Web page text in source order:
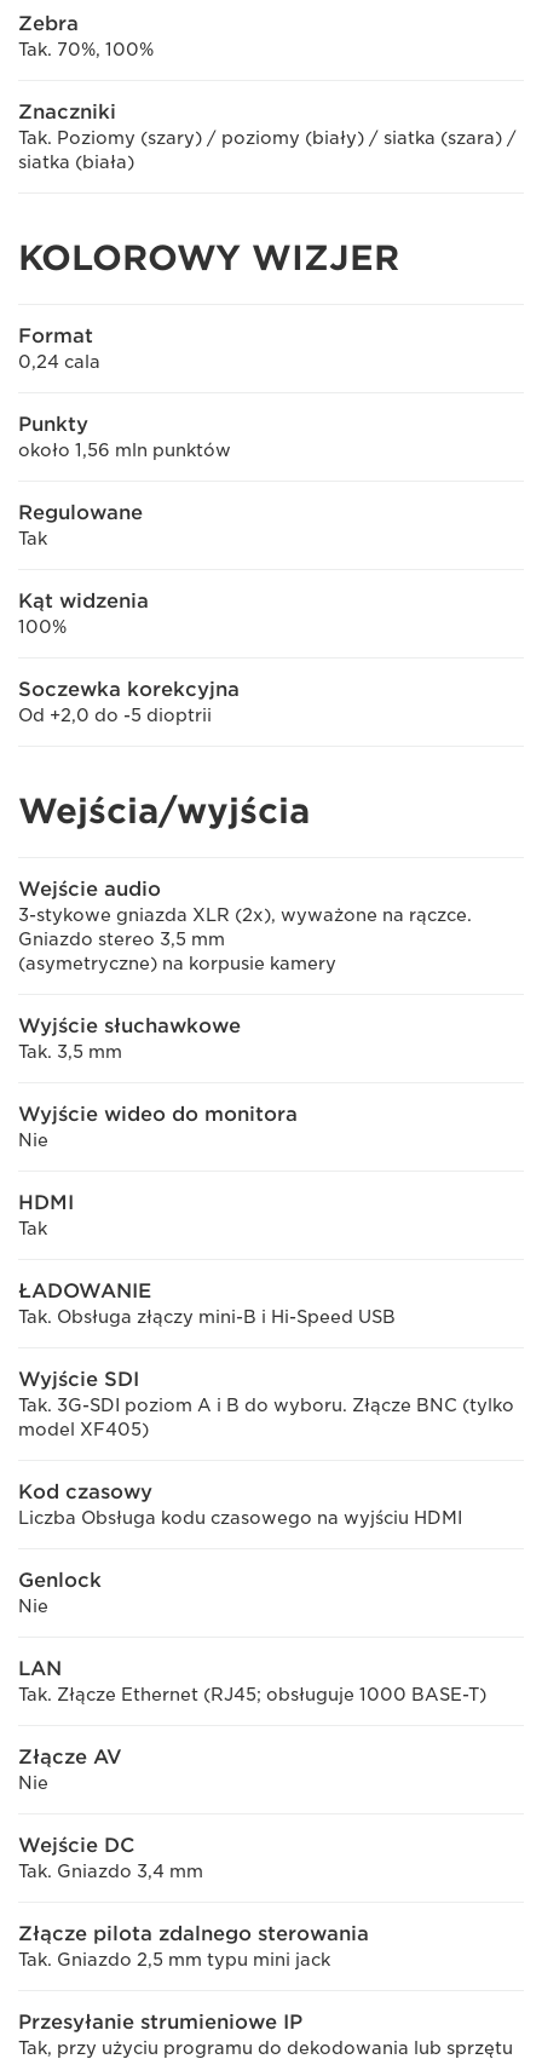
Zebra
Tak. 70%, 100%
Znaczniki
Tak. Poziomy (szary) / poziomy (biały) / siatka (szara) /
siatka (biała)
KOLOROWY WIZJER
Format
0,24 cala
Punkty
około 1,56 mln punktów
Regulowane
Tak
Kąt widzenia
100%
Soczewka korekcyjna
Od +2,0 do -5 dioptrii
Wejścia/wyjścia
Wejście audio
3-stykowe gniazda XLR (2x), wyważone na rączce.
Gniazdo stereo 3,5 mm
(asymetryczne) na korpusie kamery
Wyjście słuchawkowe
Tak. 3,5 mm
Wyjście wideo do monitora
Nie
HDMI
Tak
ŁADOWANIE
Tak. Obsługa złączy mini-B i Hi-Speed USB
Wyjście SDI
Tak. 3G-SDI poziom A i B do wyboru. Złącze BNC (tylko
model XF405)
Kod czasowy
Liczba Obsługa kodu czasowego na wyjściu HDMI
Genlock
Nie
LAN
Tak. Złącze Ethernet (RJ45; obsługuje 1000 BASE-T)
Złącze AV
Nie
Wejście DC
Tak. Gniazdo 3,4 mm
Złącze pilota zdalnego sterowania
Tak. Gniazdo 2,5 mm typu mini jack
Przesyłanie strumieniowe IP
Tak, przy użyciu programu do dekodowania lub sprzętu